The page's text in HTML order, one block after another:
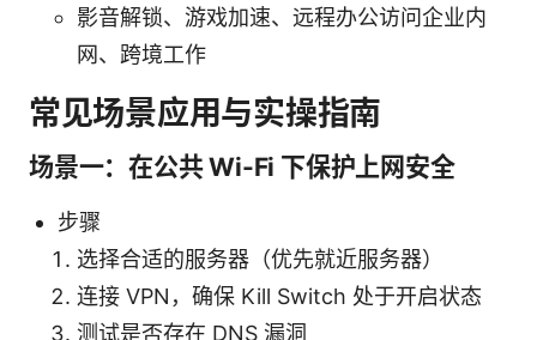
影音解锁、游戏加速、远程办公访问企业内
网、跨境工作
常见场景应用与实操指南
场景一：在公共 Wi-Fi 下保护上网安全
步骤
选择合适的服务器（优先就近服务器）
连接 VPN，确保 Kill Switch 处于开启状态
测试是否存在 DNS 漏洞